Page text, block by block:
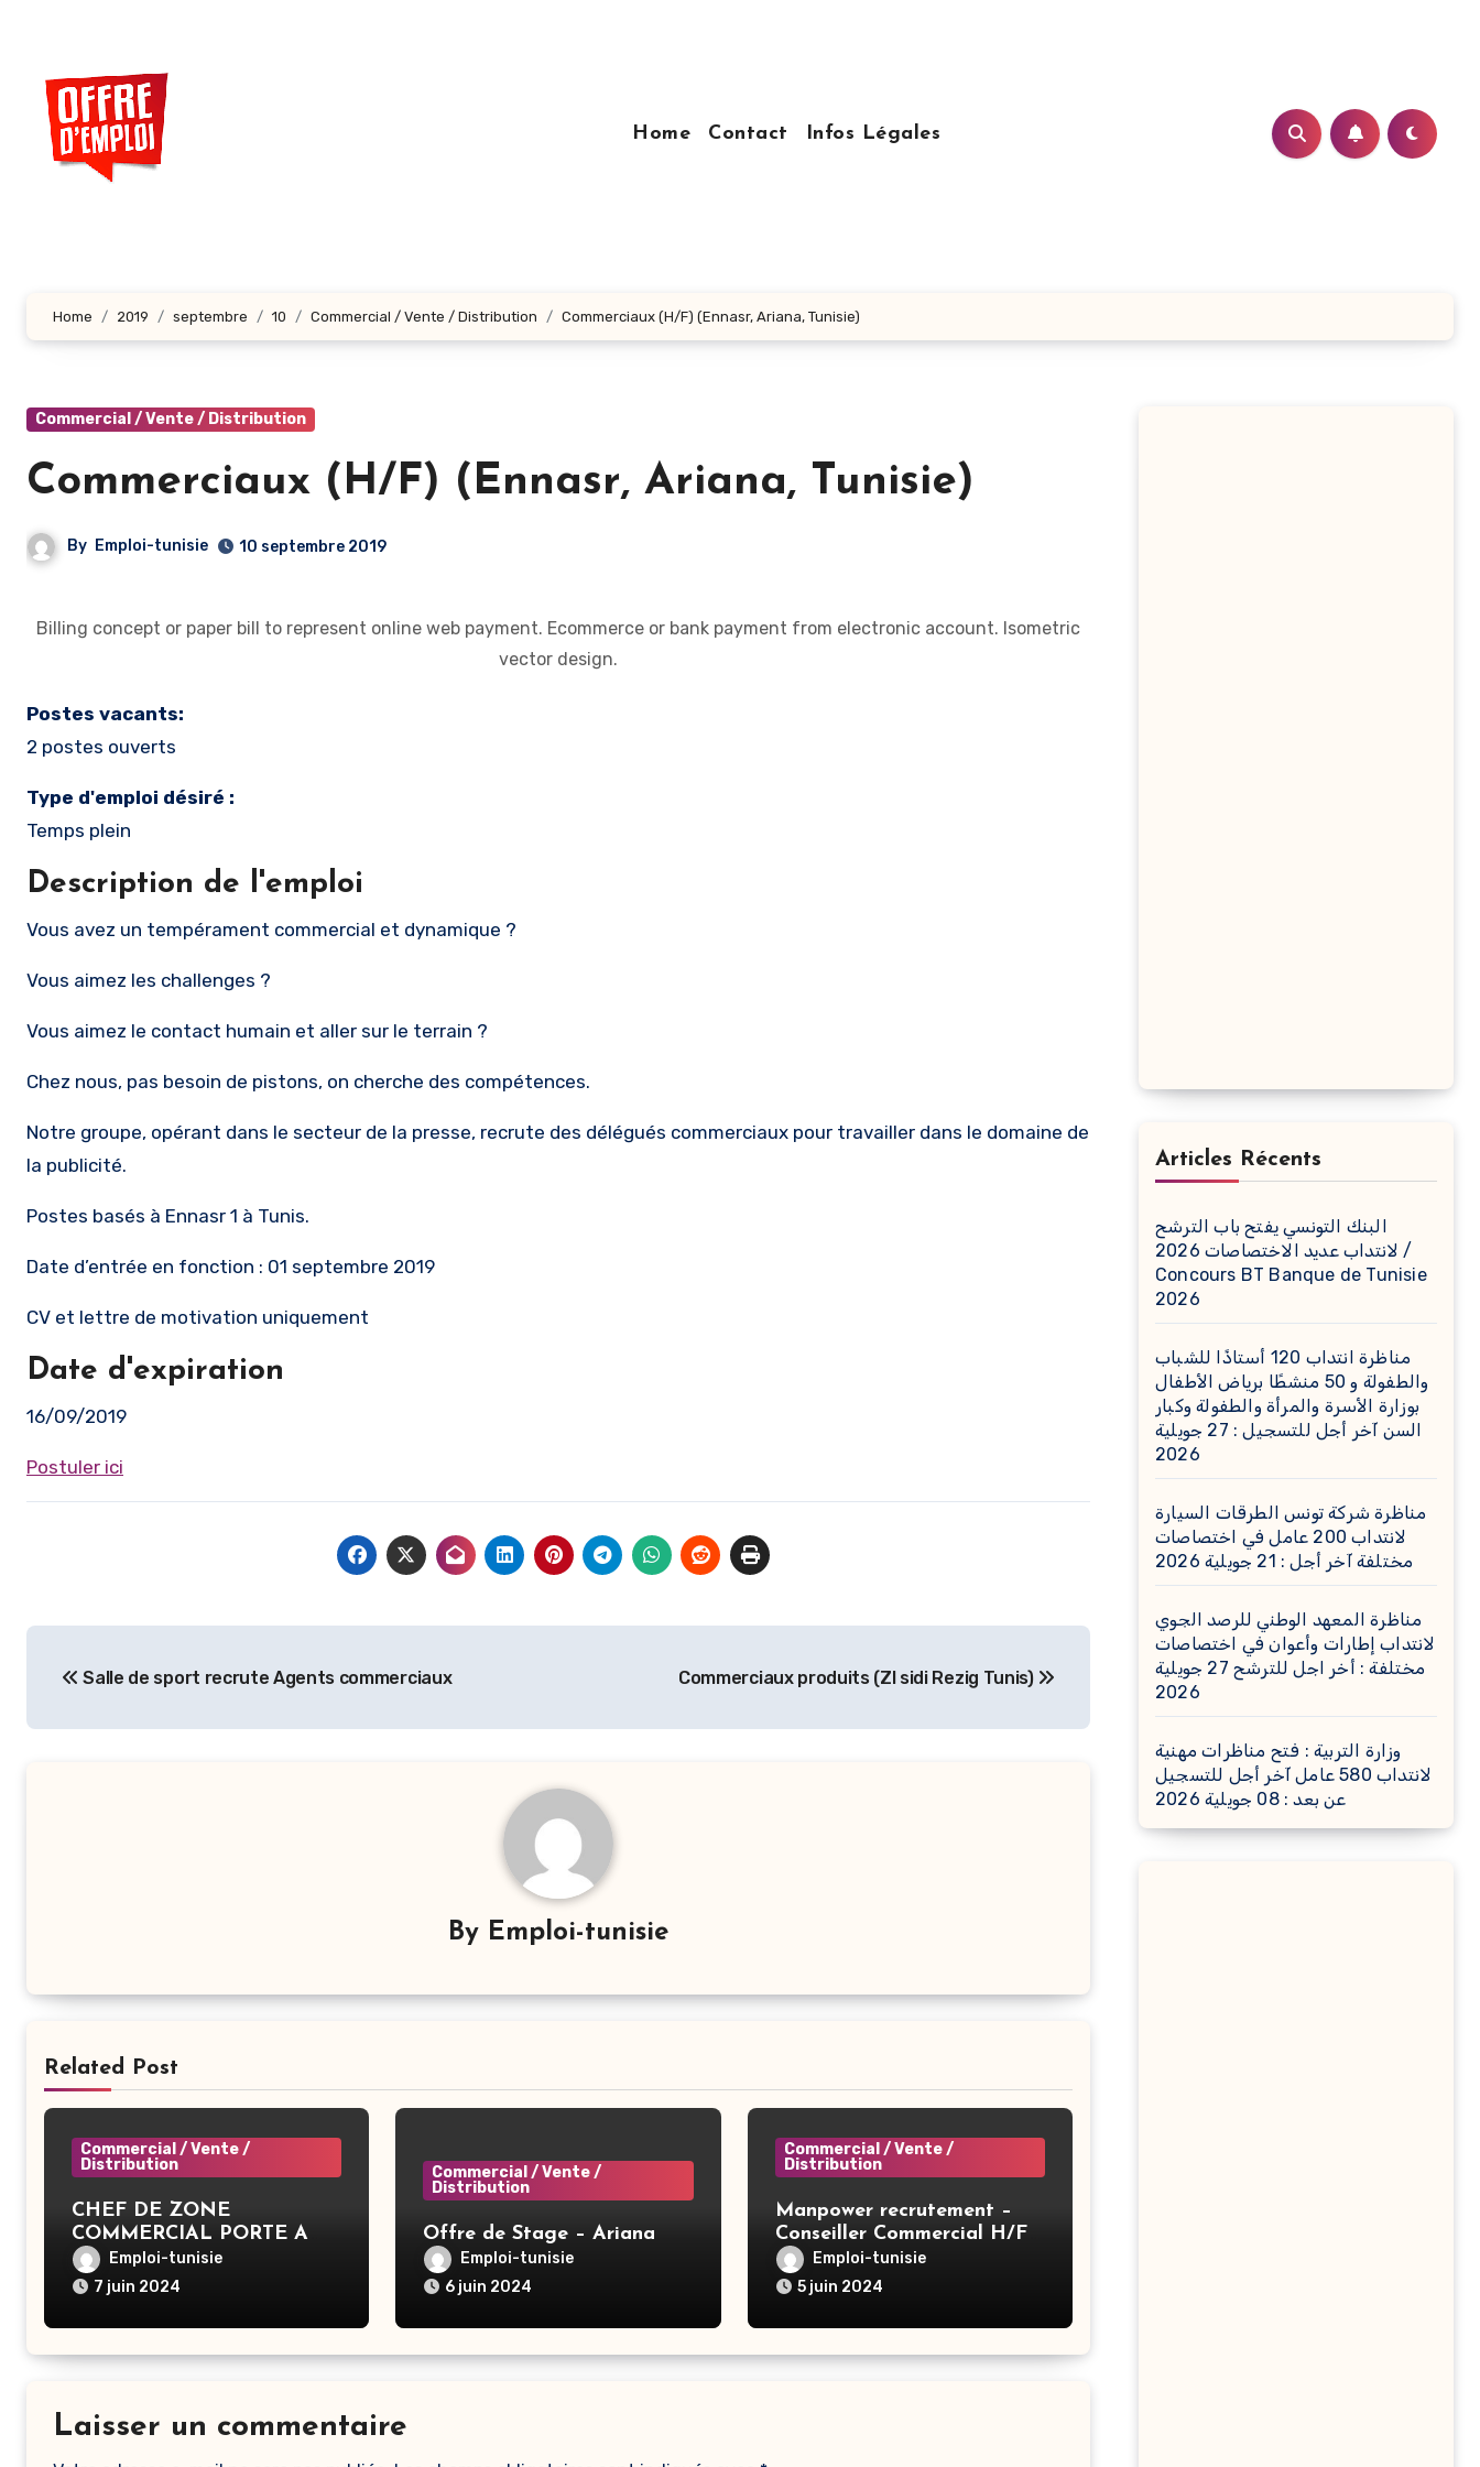
contenu
principal
Home
Contact Infos Légales
Home 2019 septembre 10 Commercial / Vente / Distribution Commerciaux (H/F) (Ennasr, Ariana, Tunisie)
Commercial / Vente / Distribution
Commerciaux (H/F) (Ennasr, Ariana, Tunisie)
By Emploi-tunisie 10 septembre 2019
Billing concept or paper bill to represent online web payment. Ecommerce or bank payment from electronic account. Isometric
vector design.
Postes vacants:
2 postes ouverts
Type d'emploi désiré :
Temps plein
Description de l'emploi
Vous avez un tempérament commercial et dynamique ?
Vous aimez les challenges ?
Vous aimez le contact humain et aller sur le terrain ?
Chez nous, pas besoin de pistons, on cherche des compétences.
Notre groupe, opérant dans le secteur de la presse, recrute des délégués commerciaux pour travailler dans le domaine de
la publicité.
Postes basés à Ennasr 1 à Tunis.
Date d’entrée en fonction : 01 septembre 2019
CV et lettre de motivation uniquement
Date d'expiration
16/09/2019
Postuler ici
de
l’article
Salle de sport recrute Agents commerciaux Commerciaux produits (ZI sidi Rezig Tunis)
By Emploi-tunisie
Related Post
Commercial / Vente /
Distribution
CHEF DE ZONE
COMMERCIAL PORTE A
PORTE – Tunis
Emploi-tunisie
7 juin 2024
Commercial / Vente /
Distribution
Offre de Stage – Ariana
Emploi-tunisie
6 juin 2024
Commercial / Vente /
Distribution
Manpower recrutement –
Conseiller Commercial H/F –
TunisEmploi-tunisie
5 juin 2024
Laisser un commentaire
Articles Récents
البنك التونسي يفتح باب الترشح
لانتداب عديد الاختصاصات 2026 /
Concours BT Banque de Tunisie
2026
مناظرة انتداب 120 أستاذًا للشباب
والطفولة و 50 منشطًا برياض الأطفال
بوزارة الأسرة والمرأة والطفولة وكبار
السن آخر أجل للتسجيل : 27 جويلية
2026
مناظرة شركة تونس الطرقات السيارة
لانتداب 200 عامل في اختصاصات
مختلفة آخر أجل : 21 جويلية 2026
مناظرة المعهد الوطني للرصد الجوي
لانتداب إطارات وأعوان في اختصاصات
مختلفة : أخر اجل للترشح 27 جويلية
2026
وزارة التربية : فتح مناظرات مهنية
لانتداب 580 عامل آخر أجل للتسجيل
عن بعد : 08 جويلية 2026